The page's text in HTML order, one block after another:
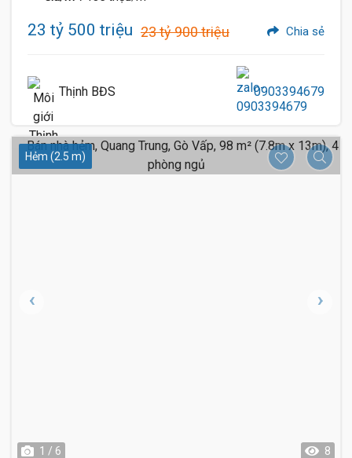
23 tỷ 500 triệu 23 tỷ 900 triệu Chia sẻ
Thịnh BĐS 0903394679
Hẻm (2.5 m)
1 / 6 8